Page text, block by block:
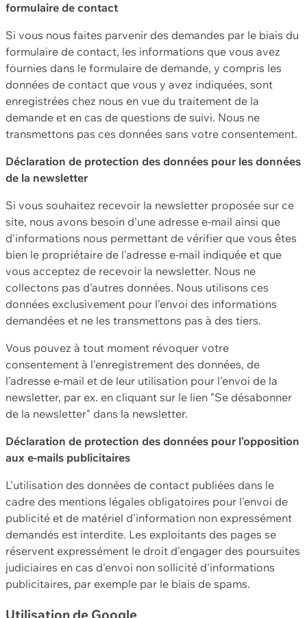
formulaire de contact
Si vous nous faites parvenir des demandes par le biais du
formulaire de contact, les informations que vous avez
fournies dans le formulaire de demande, y compris les
données de contact que vous y avez indiquées, sont
enregistrées chez nous en vue du traitement de la
demande et en cas de questions de suivi. Nous ne
transmettons pas ces données sans votre consentement.
Déclaration de protection des données pour les données
de la newsletter
Si vous souhaitez recevoir la newsletter proposée sur ce
site, nous avons besoin d'une adresse e-mail ainsi que
d'informations nous permettant de vérifier que vous êtes
bien le propriétaire de l'adresse e-mail indiquée et que
vous acceptez de recevoir la newsletter. Nous ne
collectons pas d'autres données. Nous utilisons ces
données exclusivement pour l'envoi des informations
demandées et ne les transmettons pas à des tiers.
Vous pouvez à tout moment révoquer votre
consentement à l'enregistrement des données, de
l'adresse e-mail et de leur utilisation pour l'envoi de la
newsletter, par ex. en cliquant sur le lien "Se désabonner
de la newsletter" dans la newsletter.
Déclaration de protection des données pour l'opposition
aux e-mails publicitaires
L'utilisation des données de contact publiées dans le
cadre des mentions légales obligatoires pour l'envoi de
publicité et de matériel d'information non expressément
demandés est interdite. Les exploitants des pages se
réservent expressément le droit d'engager des poursuites
judiciaires en cas d'envoi non sollicité d'informations
publicitaires, par exemple par le biais de spams.
Utilisation de Google